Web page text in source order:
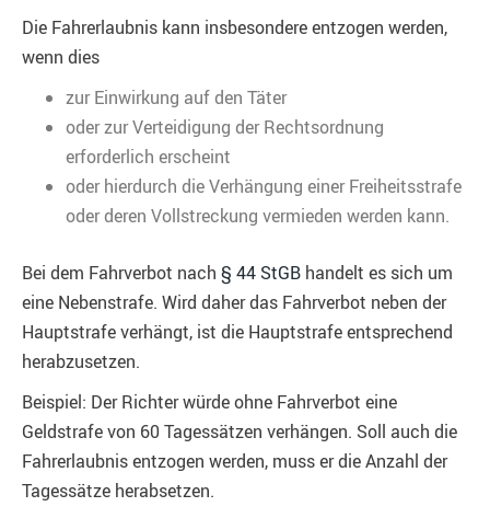
Die Fahrerlaubnis kann insbesondere entzogen werden,
wenn dies
zur Einwirkung auf den Täter
oder zur Verteidigung der Rechtsordnung
erforderlich erscheint
oder hierdurch die Verhängung einer Freiheitsstrafe
oder deren Vollstreckung vermieden werden kann.
Bei dem Fahrverbot nach § 44 StGB handelt es sich um
eine Nebenstrafe. Wird daher das Fahrverbot neben der
Hauptstrafe verhängt, ist die Hauptstrafe entsprechend
herabzusetzen.
Beispiel: Der Richter würde ohne Fahrverbot eine
Geldstrafe von 60 Tagessätzen verhängen. Soll auch die
Fahrerlaubnis entzogen werden, muss er die Anzahl der
Tagessätze herabsetzen.